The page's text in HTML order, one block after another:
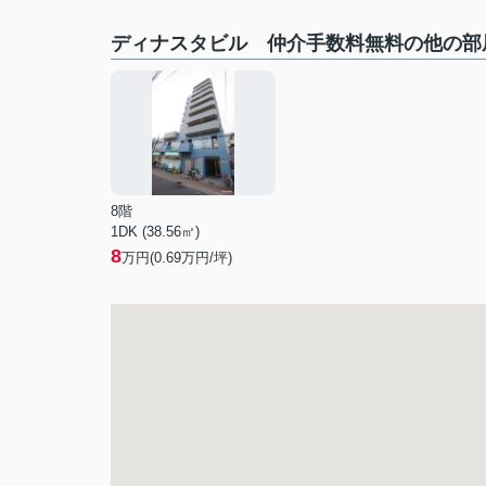
ディナスタビル 仲介手数料無料の他の部
8階
1DK (38.56㎡)
8万円(0.69万円/坪)